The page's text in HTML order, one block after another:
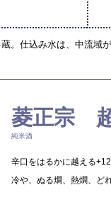
。仕込み水は、中流域
菱正宗
純米酒
辛口をはるかに越える
冷や、ぬる燗、熱燗、ど